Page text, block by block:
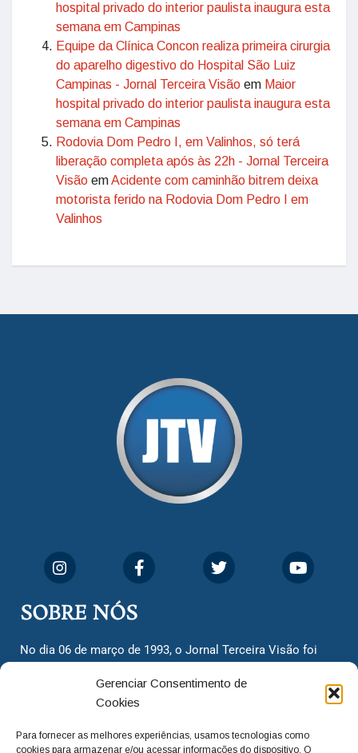
Gerenciar Consentimento de
Cookies
Para fornecer as melhores experiências, usamos tecnologias como
cookies para armazenar e/ou acessar informações do dispositivo. O
hospital privado do interior paulista inaugura esta
semana em Campinas
Equipe da Clínica Concon realiza primeira cirurgia
do aparelho digestivo do Hospital São Luiz
Campinas - Jornal Terceira Visão em Maior
hospital privado do interior paulista inaugura esta
semana em Campinas
Rodovia Dom Pedro I, em Valinhos, só terá
liberação completa após às 22h - Jornal Terceira
Visão emAcidente com caminhão bitrem deixa
motorista ferido na Rodovia Dom Pedro I em
Valinhos
SOBRE NÓS
No dia 06 de março de 1993, o Jornal Terceira Visão foi
cidadãos valinhenses, já que naquela época só existiam
dois jornais. Há mais de 30 anos, o jornal continua
com o foco de trazer as melhores notícias. Nunca